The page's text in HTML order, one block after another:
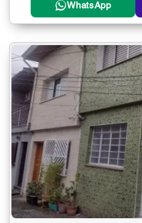
WhatsApp